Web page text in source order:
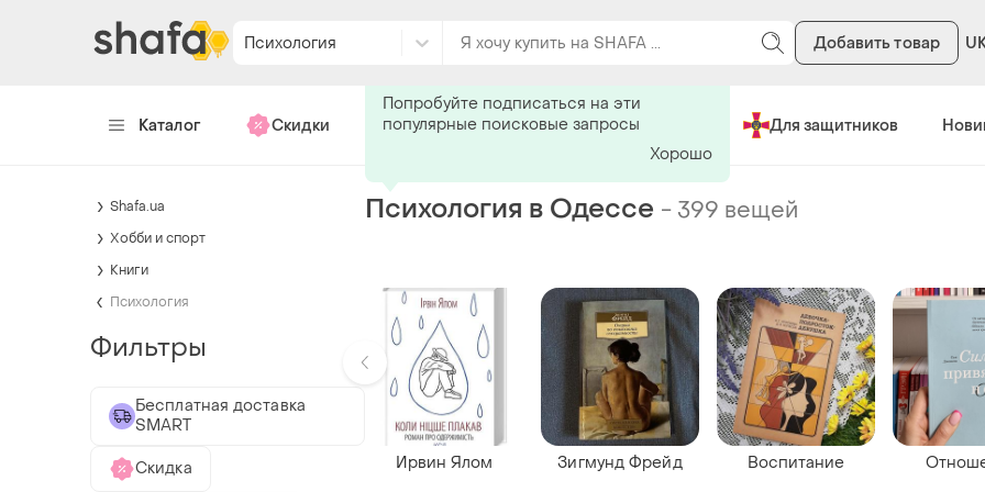
Психология Добавить товар
Каталог Скидки Хендмейд Сделано в Украине Для защитников
Психология в Одессе - 399 вещей
Ирвин Ялом Зигмунд Фрейд Воспитание
Попробуйте подписаться на эти
популярные поисковые запросы
Хорошо
Shafa.ua
Хобби и спорт
Книги
Психология
Фильтры
Бесплатная доставка
SMART
Скидка